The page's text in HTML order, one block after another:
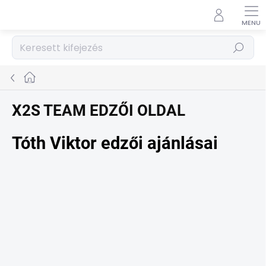
tartalomhoz
Keresés
Kezdőlap
X2S TEAM EDZŐI OLDAL
Tóth Viktor edzői ajánlásai